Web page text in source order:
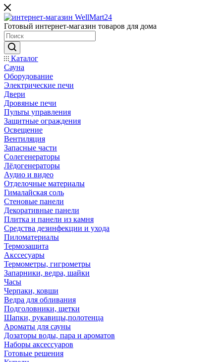
Готовый интернет-магазин товаров для дома
Каталог
Сауна
Оборудование
Электрические печи
Двери
Дровяные печи
Пульты управления
Защитные ограждения
Освещение
Вентиляция
Запасные части
Солегенераторы
Лёдогенераторы
Аудио и видео
Отделочные материалы
Гималайская соль
Стеновые панели
Декоративные панели
Плитка и панели из камня
Средства дезинфекции и ухода
Пиломатериалы
Термозащита
Аксcесуары
Термометры, гигрометры
Запарники, ведра, шайки
Часы
Черпаки, ковши
Ведра для обливания
Подголовники, щетки
Шапки, рукавицы,полотенца
Ароматы для сауны
Дозаторы воды, пара и ароматов
Наборы аксессуаров
Готовые решения